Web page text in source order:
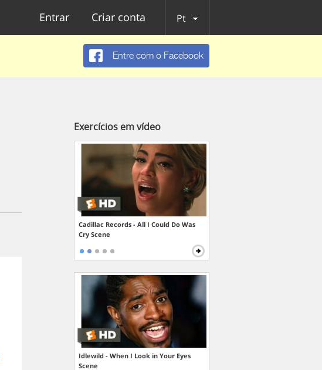
Entrar Criar conta Pt
Entre com o Facebook
Exercícios em vídeo
Cadillac Records - All I Could Do Was
Cry Scene
Idlewild - When I Look in Your Eyes
Scene